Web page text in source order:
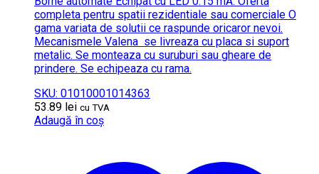
completa pentru spatii rezidentiale sau comerciale O
gama variata de solutii ce raspunde oricaror nevoi.
Mecanismele Valena se livreaza cu placa si suport
metalic. Se monteaza cu suruburi sau gheare de
prindere. Se echipeaza cu rama.
SKU: 01010001014363
53.89 lei cu TVA
Adaugă în coș